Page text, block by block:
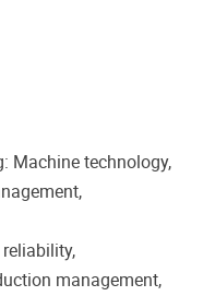
Machine technology,
management,